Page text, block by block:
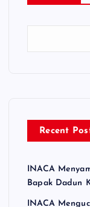
Recent
INACA
Bapak Dadun
INACA